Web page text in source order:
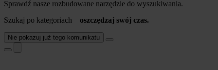
Sprawdź nasze rozbudowane narzędzie do wyszukiwania.
Szukaj po kategoriach – oszczędzaj swój czas.
Nie pokazuj już tego komunikatu